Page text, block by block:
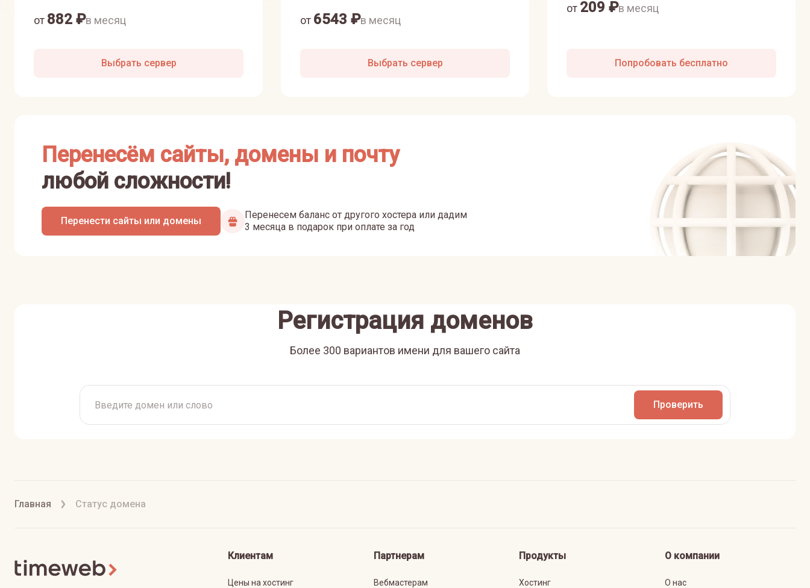
от 882 ₽в месяц
Выбрать сервер
от 6543 ₽в месяц
Выбрать сервер
от 209 ₽в месяц
Попробовать бесплатно
Перенесём сайты, домены и почту
любой сложности!
Перенести сайты или домены
Перенесем баланс от другого хостера или дадим
3 месяца в подарок при оплате за год
Регистрация доменов
Более 300 вариантов имени для вашего сайта
Проверить
Главная Статус домена
Клиентам
Цены на хостинг
Партнерам
Вебмастерам
Продукты
Хостинг
О компании
О нас